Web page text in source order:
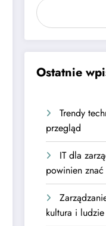
Ostatnie
Trendy
przegląd
IT dla
powinien znać
kultura i ludzie